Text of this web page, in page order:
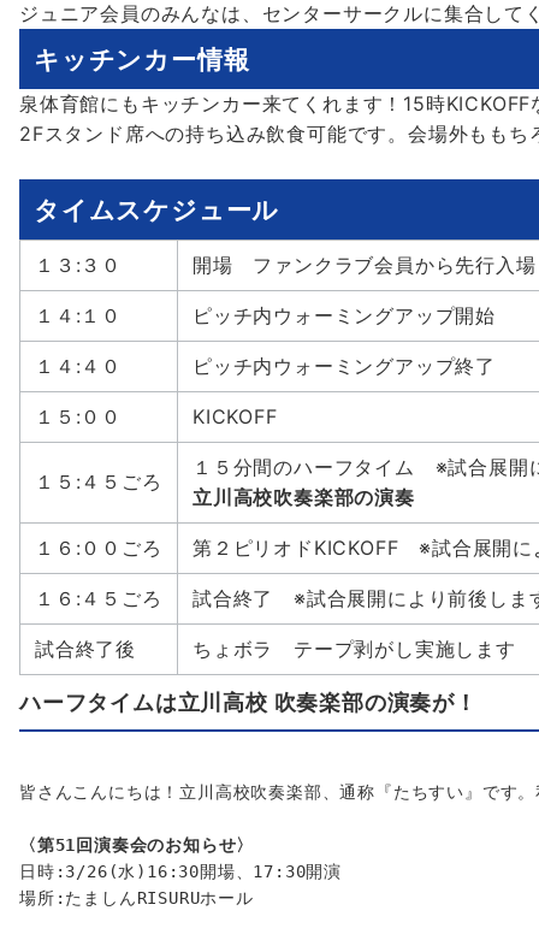
ジュニア会員のみんなは、センターサークルに集合して
キッチンカー情報
泉体育館にもキッチンカー来てくれます！15時
2Fスタンド席への持ち込み飲食可能です。会場外ももち
タイムスケジュール
１３:３０ 開場 ファンクラブ会員から先行入場
１４:１０ ピッチ内ウォーミングアップ開始
１４:４０ ピッチ内ウォーミングアップ終了
１５:００ KICKOFF
１５:４５ごろ
１５分間のハーフタイム ※試合展開
立川高校吹奏楽部の演奏
１６:００ごろ 第２ピリオドKICKOFF ※試合展開に
１６:４５ごろ 試合終了 ※試合展開により前後しま
試合終了後 ちょボラ テープ剥がし実施します
ハーフタイムは立川高校 吹奏楽部の演奏が！
皆さんこんにちは！立川高校吹奏楽部、通称『たちすい』です
〈第51回演奏会のお知らせ〉
日時:3/26(水)16:30開場、17:30開演
場所:たましんRISURUホール